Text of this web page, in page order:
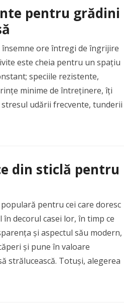
pentru grădini
ore întregi de îngrijire
este cheia pentru un spațiu
speciile rezistente,
minime de întreținere, îți
udării frecvente, tunderii
din sticlă pentru
pentru cei care doresc
decorul casei lor, în timp ce
și aspectul său modern,
și pune în valoare
strălucească. Totuși, alegerea